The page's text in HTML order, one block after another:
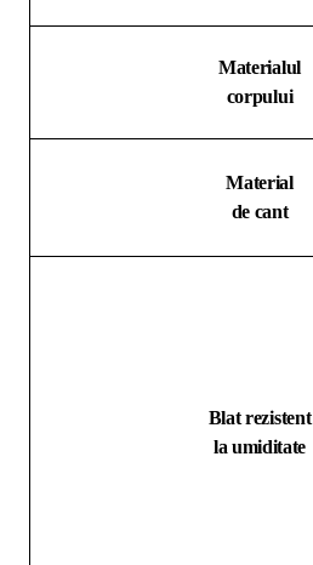
Materialul
corpului
Material
de cant
Blat rezistent
la umiditate